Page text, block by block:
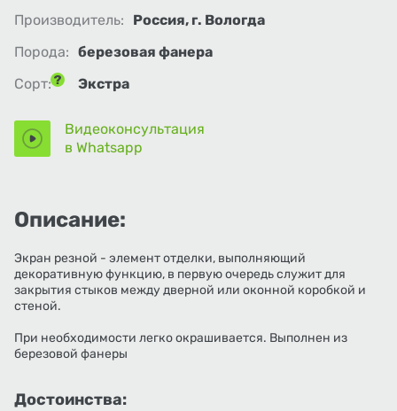
Производитель:
Россия, г. Вологда
Порода: березовая фанера
Сорт:
Экстра
Видеоконсультация
в Whatsapp
Описание:
Экран резной - элемент отделки, выполняющий
декоративную функцию, в первую очередь служит для
закрытия стыков между дверной или оконной коробкой и
стеной.
При необходимости легко окрашивается. Выполнен из
березовой фанеры
Достоинства: